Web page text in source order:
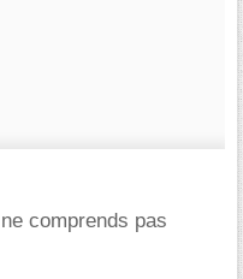
comprends pas